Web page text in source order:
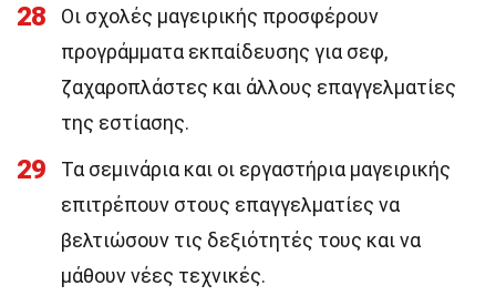
28
Οι σχολές μαγειρικής προσφέρουν
προγράμματα εκπαίδευσης για σεφ,
ζαχαροπλάστες και άλλους επαγγελματίες
της εστίασης.
29
Τα σεμινάρια και οι εργαστήρια μαγειρικής
επιτρέπουν στους επαγγελματίες να
βελτιώσουν τις δεξιότητές τους και να
μάθουν νέες τεχνικές.